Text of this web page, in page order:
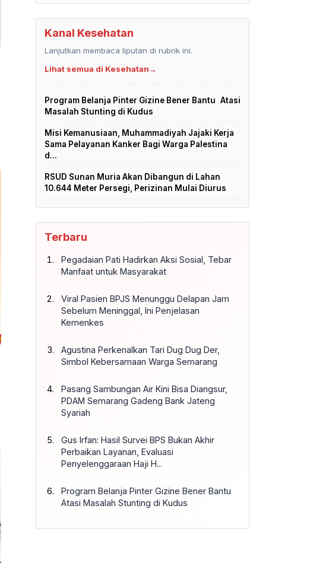
Kanal Kesehatan
Lanjutkan membaca liputan di rubrik ini.
Lihat semua di Kesehatan→
Program Belanja Pinter Gizine Bener Bantu Atasi
Masalah Stunting di Kudus
Misi Kemanusiaan, Muhammadiyah Jajaki Kerja
Sama Pelayanan Kanker Bagi Warga Palestina
d...
RSUD Sunan Muria Akan Dibangun di Lahan
10.644 Meter Persegi, Perizinan Mulai Diurus
Terbaru
Pegadaian Pati Hadirkan Aksi Sosial, Tebar
Manfaat untuk Masyarakat
Viral Pasien BPJS Menunggu Delapan Jam
Sebelum Meninggal, Ini Penjelasan
Kemenkes
Agustina Perkenalkan Tari Dug Dug Der,
Simbol Kebersamaan Warga Semarang
Pasang Sambungan Air Kini Bisa Diangsur,
PDAM Semarang Gadeng Bank Jateng
Syariah
Gus Irfan: Hasil Survei BPS Bukan Akhir
Perbaikan Layanan, Evaluasi
Penyelenggaraan Haji H...
Program Belanja Pinter Gizine Bener Bantu
Atasi Masalah Stunting di Kudus